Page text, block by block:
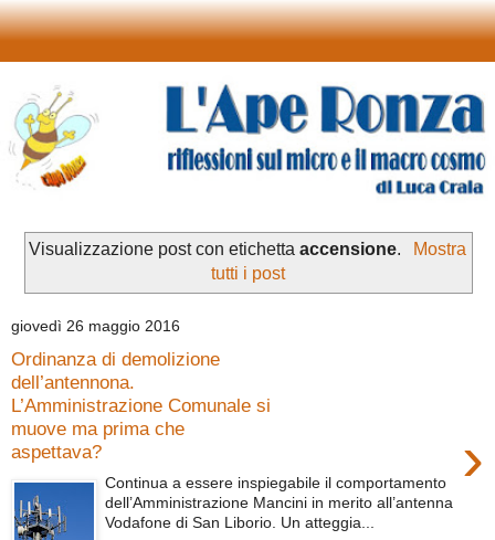
Visualizzazione post con etichettaaccensione.
Mostra
tutti i post
giovedì 26 maggio 2016
Ordinanza di demolizione
dell’antennona.
L’Amministrazione Comunale si
muove ma prima che
aspettava?
›
Continua a essere inspiegabile il comportamento
dell’Amministrazione Mancini in merito all’antenna
Vodafone di San Liborio. Un atteggia...